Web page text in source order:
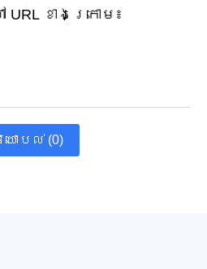
URL ខាងក្រោម៖
ោបល់ (0)